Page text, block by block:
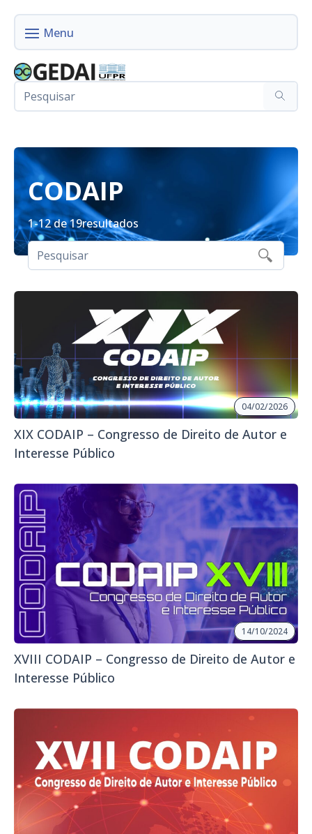
CODAIP
1-12 de 19resultados
04/02/2026
XIX CODAIP – Congresso de Direito de Autor e
Interesse Público
14/10/2024
XVIII CODAIP – Congresso de Direito de Autor e
Interesse Público